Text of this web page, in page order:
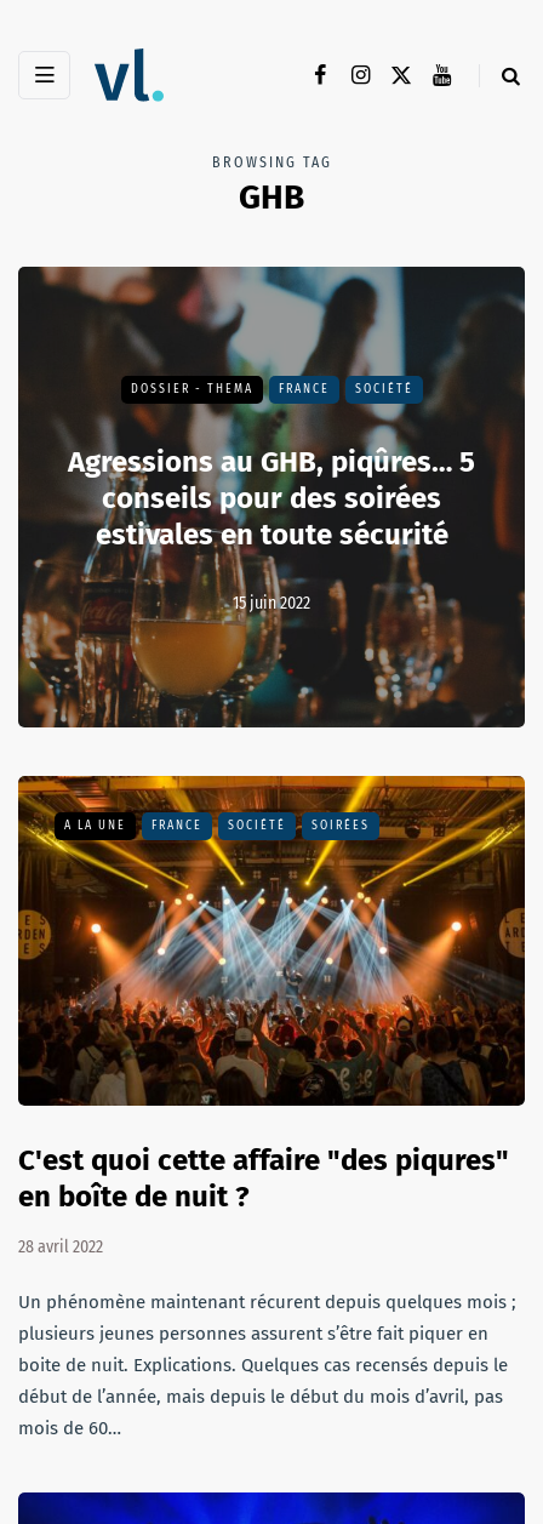
BROWSING TAG
GHB
DOSSIER - THEMA FRANCE SOCIÉTÉ
Agressions au GHB, piqûres… 5
conseils pour des soirées
estivales en toute sécurité
15 juin 2022
A LA UNE FRANCE SOCIÉTÉ SOIRÉES
C'est quoi cette affaire "des piqures"
en boîte de nuit ?
28 avril 2022
Un phénomène maintenant récurent depuis quelques mois ;
plusieurs jeunes personnes assurent s’être fait piquer en
boite de nuit. Explications. Quelques cas recensés depuis le
début de l’année, mais depuis le début du mois d’avril, pas
mois de 60…